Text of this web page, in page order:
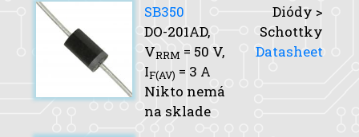
SB350
DO-201AD,
VRRM = 50 V,
IF(AV) = 3 A
Nikto nemá
na sklade
Diódy >
Schottky
Datasheet